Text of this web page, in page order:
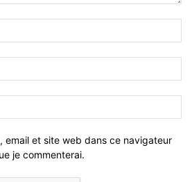
email et site web dans ce navigateur
je commenterai.